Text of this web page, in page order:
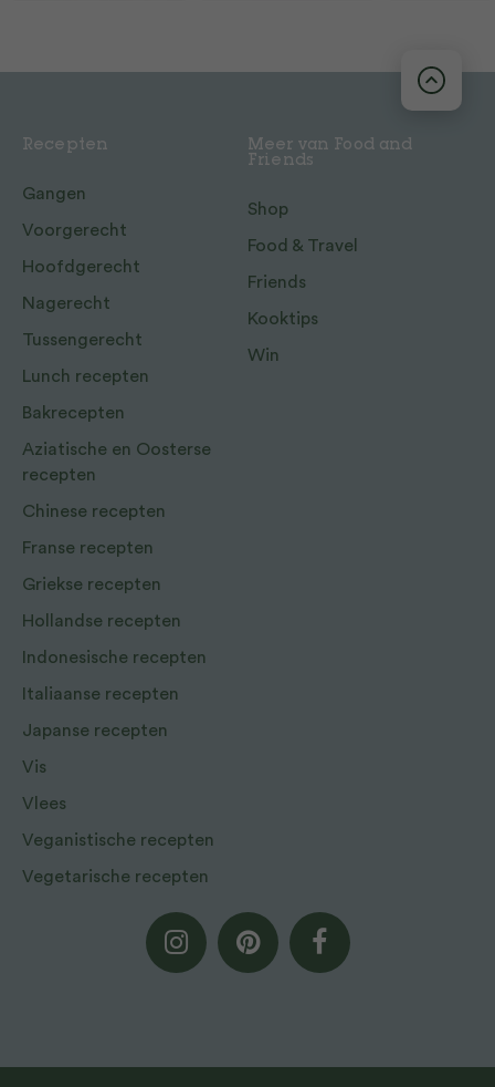
Recepten
Gangen
Voorgerecht
Hoofdgerecht
Nagerecht
Tussengerecht
Lunch recepten
Bakrecepten
Aziatische en Oosterse
recepten
Chinese recepten
Franse recepten
Griekse recepten
Hollandse recepten
Indonesische recepten
Italiaanse recepten
Japanse recepten
Vis
Vlees
Veganistische recepten
Vegetarische recepten
Meer van Food and
Friends
Shop
Food & Travel
Friends
Kooktips
Win